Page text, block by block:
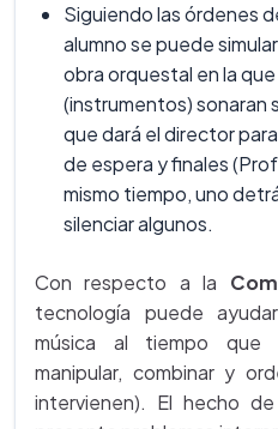
Siguiendo las órdenes
alumno se puede
obra orquestal en la
(instrumentos) sonaran
que dará el director
de espera y finales
mismo tiempo, uno
silenciar algunos.
Con respecto a la
tecnología puede
música al tiempo que
manipular, combinar y
intervienen). El hecho